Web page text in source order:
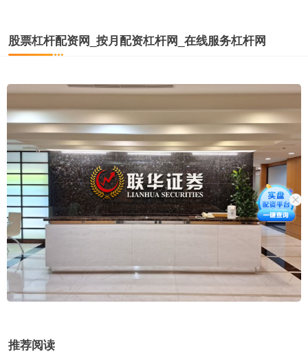
股票杠杆配资网_按月配资杠杆网_在线服务杠杆网
推荐阅读